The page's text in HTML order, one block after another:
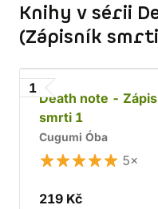
Knihy v sérii
(Zápisník
1
Death note -
smrti 1
Cugumi Óba
5×
219 Kč